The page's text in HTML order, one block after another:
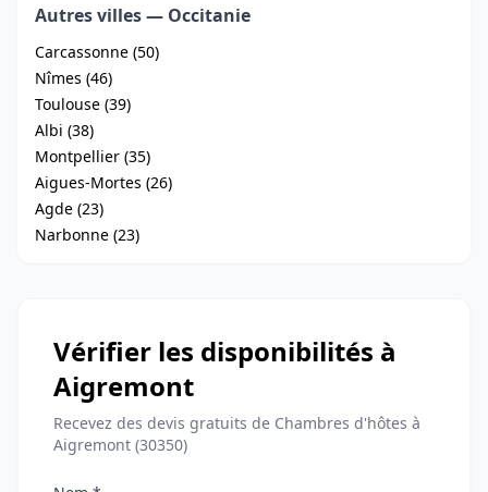
Autres villes — Occitanie
Carcassonne (50)
Nîmes (46)
Toulouse (39)
Albi (38)
Montpellier (35)
Aigues-Mortes (26)
Agde (23)
Narbonne (23)
Vérifier les disponibilités à
Aigremont
Recevez des devis gratuits de Chambres d'hôtes à
Aigremont (30350)